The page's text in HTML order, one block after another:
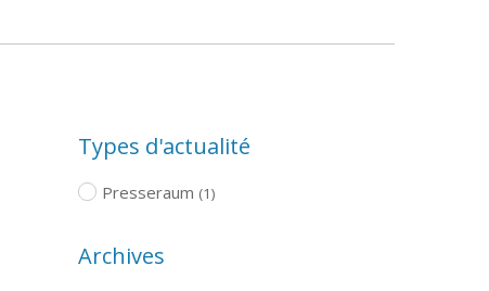
Types d'actualité
Presseraum (1)
Archives